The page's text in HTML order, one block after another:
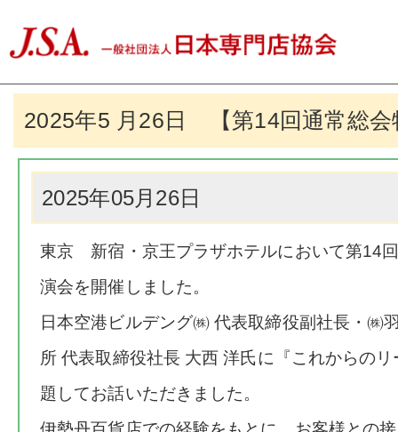
2025年5 月26日 【第14回通常総会
2025年05月26日
東京 新宿・京王プラザホテルにおいて第14
演会を開催しました。
日本空港ビルデング㈱ 代表取締役副社長・㈱
所 代表取締役社長 大西 洋氏に『これからの
題してお話いただきました。